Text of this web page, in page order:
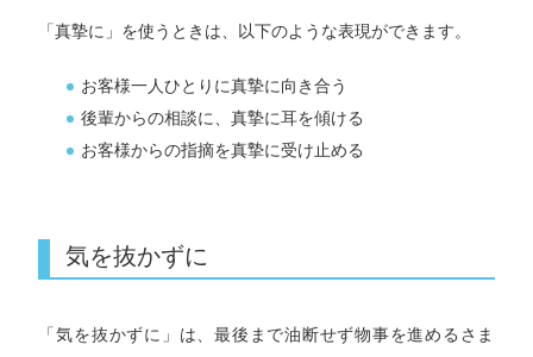
「真摯に」を使うときは、以下のような表現ができます。
お客様一人ひとりに真摯に向き合う
後輩からの相談に、真摯に耳を傾ける
お客様からの指摘を真摯に受け止める
気を抜かずに
「気を抜かずに」は、最後まで油断せず物事を進めるさま